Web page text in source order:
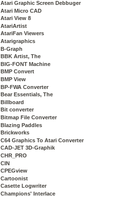
Atari Graphic Screen Debbuger
Atari Micro CAD
Atari View 8
AtariArtist
AtariFan Viewers
Atarigraphics
B-Graph
BBK Artist, The
BIG-FONT Machine
BMP Convert
BMP View
BP-FWA Converter
Bear Essentials, The
Billboard
Bit converter
Bitmap File Converter
Blazing Paddles
Brickworks
C64 Graphics To Atari Converter
CAD-JET 3D-Graphik
CHR_PRO
CIN
CPEGview
Cartoonist
Casette Logwriter
Champions' Interlace